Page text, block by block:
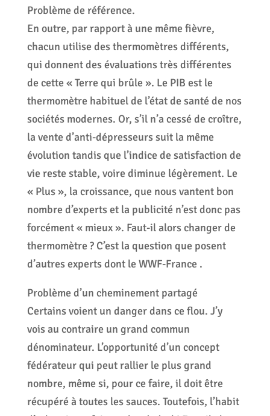
Problème de référence.
En outre, par rapport à une même fièvre,
chacun utilise des thermomètres différents,
qui donnent des évaluations très différentes
de cette « Terre qui brûle ». Le PIB est le
thermomètre habituel de l’état de santé de nos
sociétés modernes. Or, s’il n’a cessé de croître,
la vente d’anti-dépresseurs suit la même
évolution tandis que l’indice de satisfaction de
vie reste stable, voire diminue légèrement. Le
« Plus », la croissance, que nous vantent bon
nombre d’experts et la publicité n’est donc pas
forcément « mieux ». Faut-il alors changer de
thermomètre ? C’est la question que posent
d’autres experts dont le WWF-France .
Problème d’un cheminement partagé
Certains voient un danger dans ce flou. J’y
vois au contraire un grand commun
dénominateur. L’opportunité d’un concept
fédérateur qui peut rallier le plus grand
nombre, même si, pour ce faire, il doit être
récupéré à toutes les sauces. Toutefois, l’habit